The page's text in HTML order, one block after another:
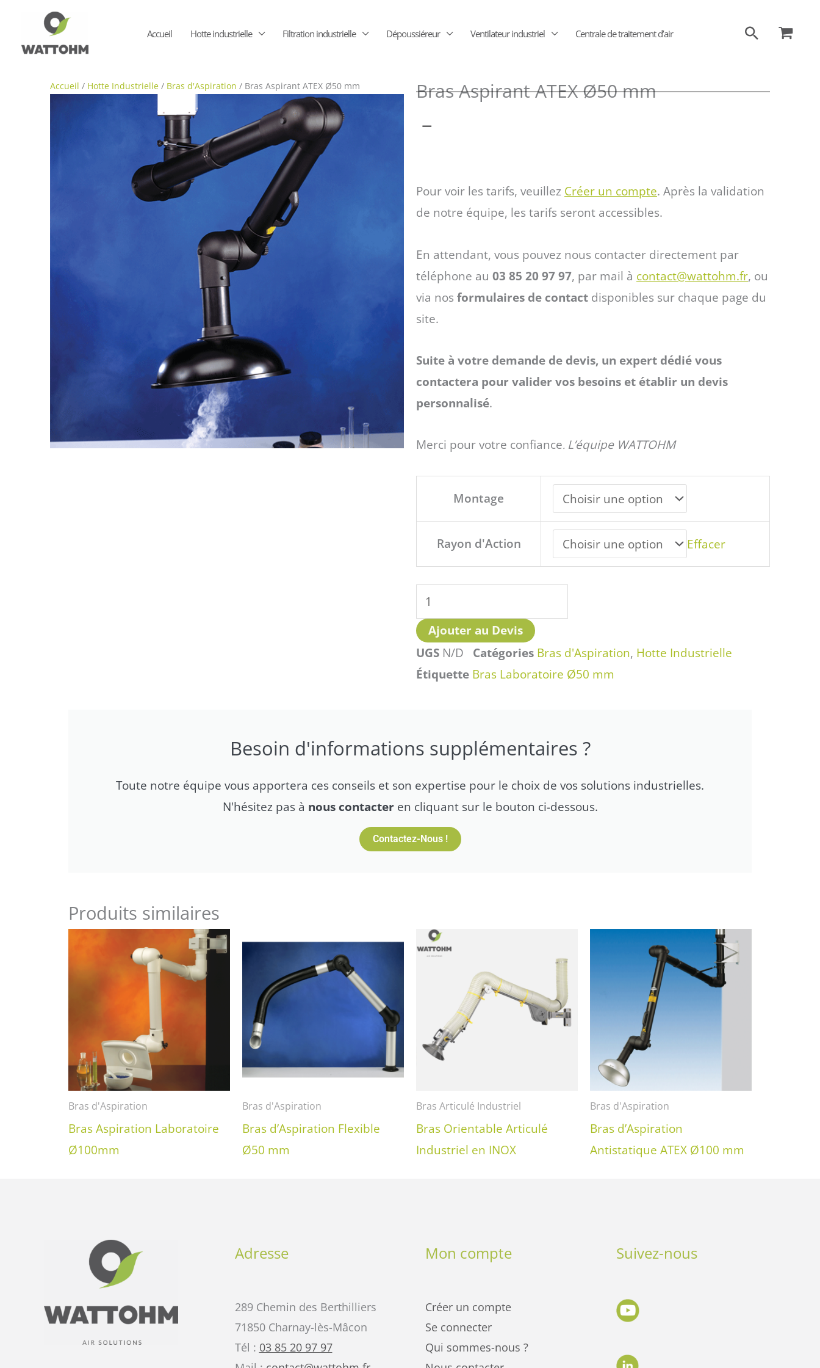
contenu
Accueil Hotte industrielle Filtration industrielle Dépoussiéreur Ventilateur industriel Centrale de traitement d’air
Accueil / Hotte Industrielle / Bras d'Aspiration / Bras Aspirant ATEX Ø50 mm Bras Aspirant ATEX Ø50 mm
–
prix :
211 €
à
422 €
Pour voir les tarifs, veuillez Créer un compte. Après la validation
de notre équipe, les tarifs seront accessibles.
En attendant, vous pouvez nous contacter directement par
téléphone au 03 85 20 97 97, par mail à contact@wattohm.fr, ou
via nos formulaires de contact disponibles sur chaque page du
site.
Suite à votre demande de devis, un expert dédié vous
contactera pour valider vos besoins et établir un devis
personnalisé.
Merci pour votre confiance. L’équipe WATTOHM
Montage
Rayon d'Action Effacer
Aspirant
ATEX
mm
Ajouter au Devis
UGS N/D Catégories Bras d'Aspiration, Hotte Industrielle
Étiquette Bras Laboratoire Ø50 mm
Besoin d'informations supplémentaires ?
Toute notre équipe vous apportera ces conseils et son expertise pour le choix de vos solutions industrielles.
N'hésitez pas à nous contacteren cliquant sur le bouton ci-dessous.
Contactez-Nous !
Produits similaires
Bras d'Aspiration
Bras Aspiration Laboratoire
Ø100mm
Bras d'Aspiration
Bras d’Aspiration Flexible
Ø50 mm
Bras Articulé Industriel
Bras Orientable Articulé
Industriel en INOX
Bras d'Aspiration
Bras d’Aspiration
Antistatique ATEX Ø100 mm
Adresse
289 Chemin des Berthilliers
71850 Charnay-lès-Mâcon
Tél : 03 85 20 97 97
Mon compte
Créer un compte
Se connecter
Qui sommes-nous ?
Suivez-nous